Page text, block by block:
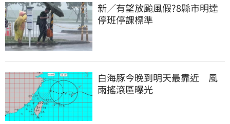
新／有望放颱風假?8縣市明達
停班停課標準
白海豚今晚到明天最靠近　風
雨搖滾區曝光